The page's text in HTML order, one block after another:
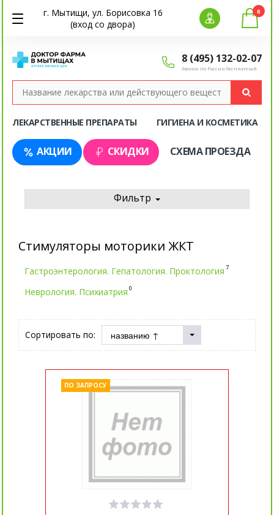
г. Мытищи, ул. Борисовка 16
(вход со двора)
8 (495) 132-02-07
Звонок по России бесплатный
0
ЛЕКАРСТВЕННЫЕ ПРЕПАРАТЫ ГИГИЕНА И КОСМЕТИКА
АКЦИИ СКИДКИ СХЕМА ПРОЕЗДА
Фильтр
Стимуляторы моторики ЖКТ
Гастроэнтерология. Гепатология. Проктология 7
Неврология. Психиатрия 0
Сортировать по:
ПО ЗАПРОСУ